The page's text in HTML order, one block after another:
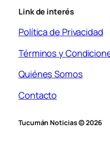
Link de interés
Política de Privacidad
Términos y
Quiénes Somos
Contacto
Tucumán Noticias © 2026